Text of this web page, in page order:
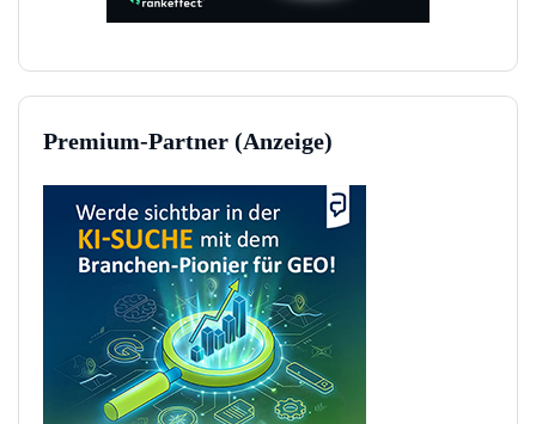
Premium-Partner (Anzeige)